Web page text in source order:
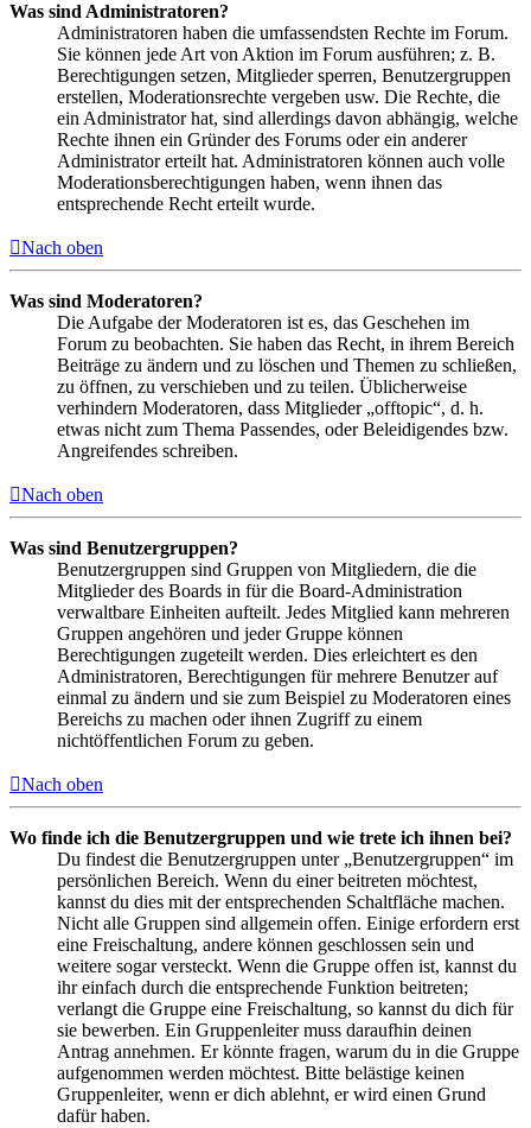
Was sind Administratoren?
Administratoren haben die umfassendsten Rechte im Forum.
Sie können jede Art von Aktion im Forum ausführen; z. B.
Berechtigungen setzen, Mitglieder sperren, Benutzergruppen
erstellen, Moderationsrechte vergeben usw. Die Rechte, die
ein Administrator hat, sind allerdings davon abhängig, welche
Rechte ihnen ein Gründer des Forums oder ein anderer
Administrator erteilt hat. Administratoren können auch volle
Moderationsberechtigungen haben, wenn ihnen das
entsprechende Recht erteilt wurde.
Nach oben
Was sind Moderatoren?
Die Aufgabe der Moderatoren ist es, das Geschehen im
Forum zu beobachten. Sie haben das Recht, in ihrem Bereich
Beiträge zu ändern und zu löschen und Themen zu schließen,
zu öffnen, zu verschieben und zu teilen. Üblicherweise
verhindern Moderatoren, dass Mitglieder „offtopic“, d. h.
etwas nicht zum Thema Passendes, oder Beleidigendes bzw.
Angreifendes schreiben.
Nach oben
Was sind Benutzergruppen?
Benutzergruppen sind Gruppen von Mitgliedern, die die
Mitglieder des Boards in für die Board-Administration
verwaltbare Einheiten aufteilt. Jedes Mitglied kann mehreren
Gruppen angehören und jeder Gruppe können
Berechtigungen zugeteilt werden. Dies erleichtert es den
Administratoren, Berechtigungen für mehrere Benutzer auf
einmal zu ändern und sie zum Beispiel zu Moderatoren eines
Bereichs zu machen oder ihnen Zugriff zu einem
nichtöffentlichen Forum zu geben.
Nach oben
Wo finde ich die Benutzergruppen und wie trete ich ihnen bei?
Du findest die Benutzergruppen unter „Benutzergruppen“ im
persönlichen Bereich. Wenn du einer beitreten möchtest,
kannst du dies mit der entsprechenden Schaltfläche machen.
Nicht alle Gruppen sind allgemein offen. Einige erfordern erst
eine Freischaltung, andere können geschlossen sein und
weitere sogar versteckt. Wenn die Gruppe offen ist, kannst du
ihr einfach durch die entsprechende Funktion beitreten;
verlangt die Gruppe eine Freischaltung, so kannst du dich für
sie bewerben. Ein Gruppenleiter muss daraufhin deinen
Antrag annehmen. Er könnte fragen, warum du in die Gruppe
aufgenommen werden möchtest. Bitte belästige keinen
Gruppenleiter, wenn er dich ablehnt, er wird einen Grund
dafür haben.